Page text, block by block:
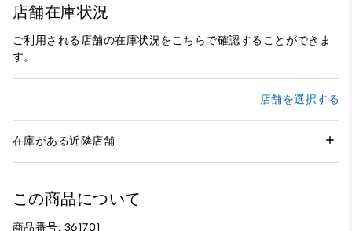
店舗在庫状況
ご利用される店舗の在庫状況をこちらで確認することができま
す。
店舗を選択する
在庫がある近隣店舗
この商品について
商品番号: 361701